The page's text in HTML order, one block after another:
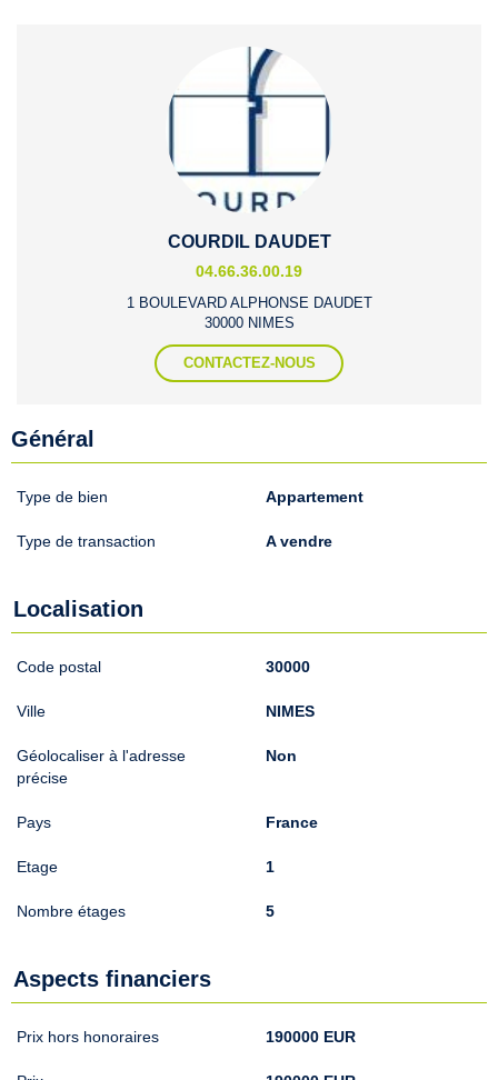
COURDIL DAUDET
04.66.36.00.19
1 BOULEVARD ALPHONSE DAUDET
30000 NIMES
CONTACTEZ-NOUS
Général
Type de bien Appartement
Type de transaction A vendre
Localisation
Code postal 30000
Ville NIMES
Géolocaliser à l'adresse
précise
Non
Pays France
Etage 1
Nombre étages 5
Aspects financiers
Prix hors honoraires 190000 EUR